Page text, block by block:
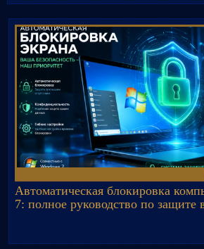
Автоматическая блокировка
7: полное руководство по